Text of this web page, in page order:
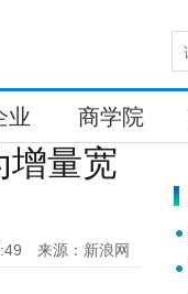
业 商学院
增量宽
来源：新浪网